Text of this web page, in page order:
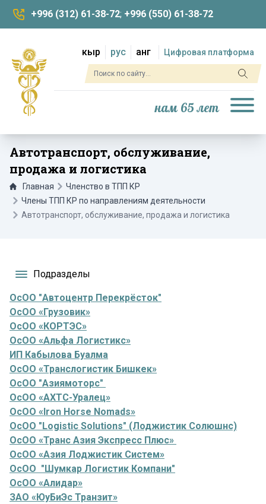
+996 (312) 61-38-72; +996 (550) 61-38-72
кыр рус анг Цифровая платформа
нам 65 лет
Автотранспорт, обслуживание,
продажа и логистика
Главная
Членство в ТПП КР
Члены ТПП КР по направлениям деятельности
Автотранспорт, обслуживание, продажа и логистика
Подразделы
ОсОО "Автоцентр Перекрёсток"
ОсОО «Грузовик»
ОсОО «КОРТЭС»
ОсОО «Альфа Логистикс»
ИП Кабылова Буалма
ОсОО «Транслогистик Бишкек»
ОсОО "Азиямоторс"
ОсОО «АХТС-Уралец»
ОсОО «Iron Horse Nomads»
ОсОО "Logistic Solutions" (Лоджистик Солюшнс)
ОсОО «Транс Азия Экспресс Плюс»
ОсОО «Азия Лоджистик Систем»
ОсОО "Шумкар Логистик Компани"
ОсОО «Алидар»
ЗАО «ЮуБиЭс Транзит»